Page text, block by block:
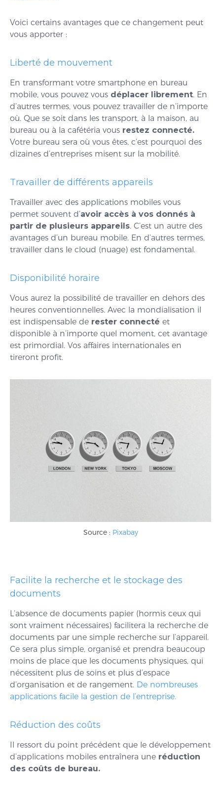
Voici certains avantages que ce changement peut
vous apporter :
Liberté de mouvement
En transformant votre smartphone en bureau
mobile, vous pouvez vous déplacer librement. En
d’autres termes, vous pouvez travailler de n’importe
où. Que se soit dans les transport, à la maison, au
bureau ou à la cafétéria vous restez connecté.
Votre bureau sera où vous êtes, c’est pourquoi des
dizaines d’entreprises misent sur la mobilité.
Travailler de différents appareils
Travailler avec des applications mobiles vous
permet souvent d’avoir accès à vos donnés à
partir de plusieurs appareils. C’est un autre des
avantages d’un bureau mobile. En d’autres termes,
travailler dans le cloud (nuage) est fondamental.
Disponibilité horaire
Vous aurez la possibilité de travailler en dehors des
heures conventionnelles. Avec la mondialisation il
est indispensable de rester connecté et
disponible à n’importe quel moment, cet avantage
est primordial. Vos affaires internationales en
tireront profit.
Source : Pixabay
Facilite la recherche et le stockage des
documents
L’absence de documents papier (hormis ceux qui
sont vraiment nécessaires) facilitera la recherche de
documents par une simple recherche sur l’appareil.
Ce sera plus simple, organisé et prendra beaucoup
moins de place que les documents physiques, qui
nécessitent plus de soins et plus d’espace
d’organisation et de rangement. De nombreuses
applications facile la gestion de l’entreprise.
Réduction des coûts
Il ressort du point précédent que le développement
d’applications mobiles entraînera une réduction
des coûts de bureau.